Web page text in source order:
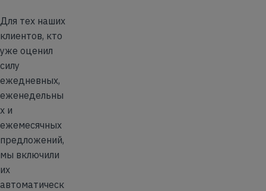
Для тех наших
клиентов, кто
уже оценил
силу
ежедневных,
еженедельны
х и
ежемесячных
предложений,
мы включили
их
автоматическ